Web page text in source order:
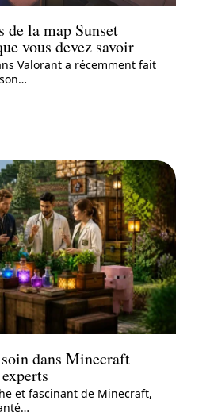
de la map Sunset
vous devez savoir
Valorant a récemment fait
…
dans Minecraft
et fascinant de Minecraft,
…